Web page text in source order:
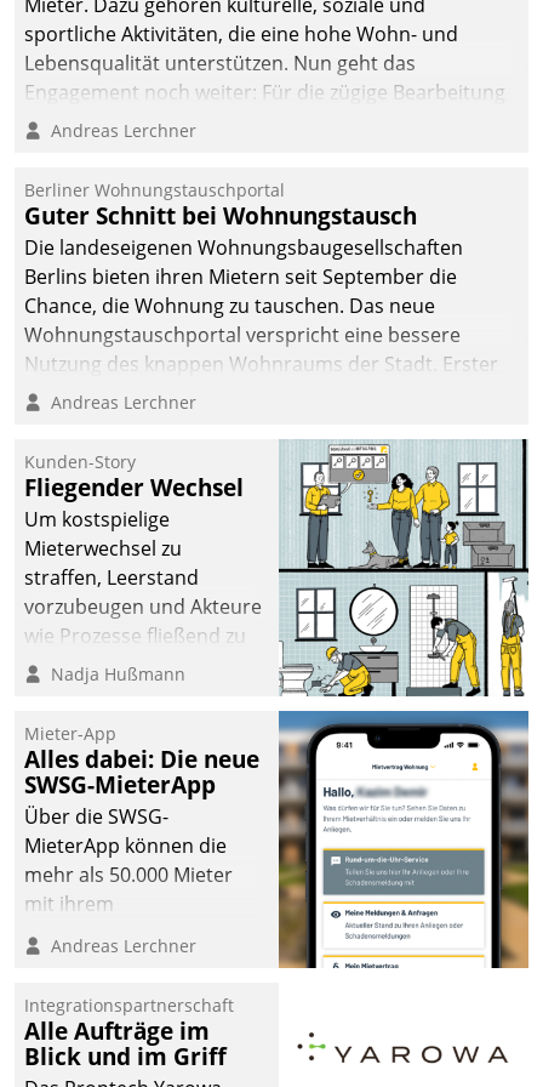
sportliche Aktivitäten, die eine hohe Wohn- und
Lebensqualität unterstützen. Nun geht das
Engagement noch weiter: Für die zügige Bearbeitung
von Beschwerden – oder Lob – richtet das
und Beschwerde-Management einen eigenen Kanal
ein.
Andreas Lerchner
Berliner Wohnungstauschportal
Guter Schnitt bei Wohnungstausch
Die landeseigenen Wohnungsbaugesellschaften
Berlins bieten ihren Mietern seit September die
Chance, die Wohnung zu tauschen. Das neue
Wohnungstauschportal verspricht eine bessere
Nutzung des knappen Wohnraums der Stadt. Erster
Anwendungsfall für Datatrains Lösung API-Hub mit
Unternehmen.
Andreas Lerchner
Kunden-Story
Fliegender Wechsel
Um kostspielige
Mieterwechsel zu
straffen, Leerstand
vorzubeugen und Akteure
wie Prozesse fließend zu
vernetzen, nutzt die
Jahresbeginn eine
Überblick, Einsicht und
Eingriff bietende Lösung.
Zur Entwicklung setzte
man auf
Cloudtechnologie,
bewährte und Startup-
agile Projektmethoden.
Nadja Hußmann
Mieter-App
Alles dabei: Die neue
SWSG-MieterApp
Über die SWSG-
MieterApp können die
mehr als 50.000 Mieter
mit ihrem
Wohnungsunternehmen
kommunizieren, auf dem
einsehen und ändern
oder
Schadensmeldungen
Andreas Lerchner
Integrationspartnerschaft
Alle Aufträge im
Blick und im Griff